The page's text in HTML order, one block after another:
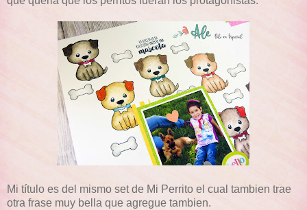
Mi título es del mismo set de Mi Perrito el cual tambien trae
otra frase muy bella que agregue tambien.